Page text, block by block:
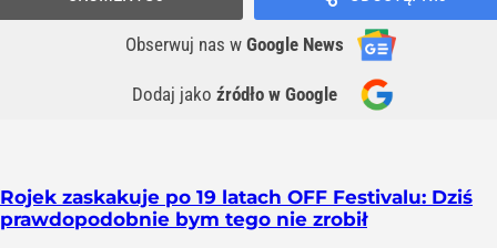
Obserwuj nas w Google News
Dodaj jako źródło w Google
Rojek zaskakuje po 19 latach OFF Festivalu: Dziś
prawdopodobnie bym tego nie zrobił